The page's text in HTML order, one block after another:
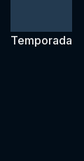
Temporada 3